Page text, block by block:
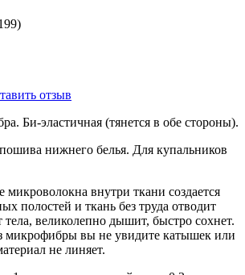
отзыв
Би-эластичная (тянется в обе стороны).
нижнего белья. Для купальников
микроволокна внутри ткани создается
полостей и ткань без труда отводит
великолепно дышит, быстро сохнет.
микрофибры вы не увидите катышек или
не линяет.